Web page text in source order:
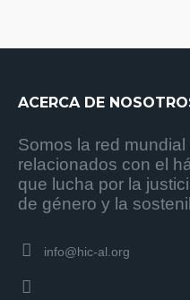
ACERCA DE
Somos la red
relacionados con el
que lucha por la
de género y la
info@hic-al.org